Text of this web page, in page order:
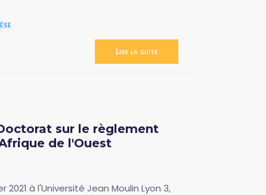
Lire la suite
sur le règlement
de l'Ouest
2021 à l'Université Jean Moulin Lyon 3,